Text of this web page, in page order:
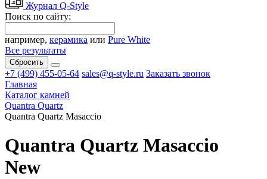
Журнал Q-Style
Поиск по сайту:
например, керамика или Pure White
Все результаты
Сбросить
+7 (499) 455-05-64 sales@q-style.ru Заказать звонок
Главная
Каталог камней
Quantra Quartz
Quantra Quartz Masaccio
Quantra Quartz Masaccio
New